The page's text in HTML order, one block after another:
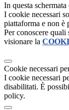
In questa
I cookie necessari
piattaforma e non è
Per conoscere
visionare la
Cookie necessari
I cookie necessari
disabilitati. È
policy.